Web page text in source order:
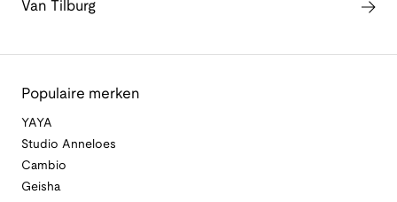
Van Tilburg
Populaire merken
YAYA
Studio Anneloes
Cambio
Geisha